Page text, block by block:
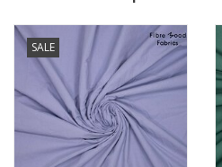
De stof wordt vaak toegepast
Kleur
wit
Stofbreedte
145 cm
Samenstelling 100% katoen
Gewicht
145 gr/m
hemd, Jurk, rokjes,
SALE